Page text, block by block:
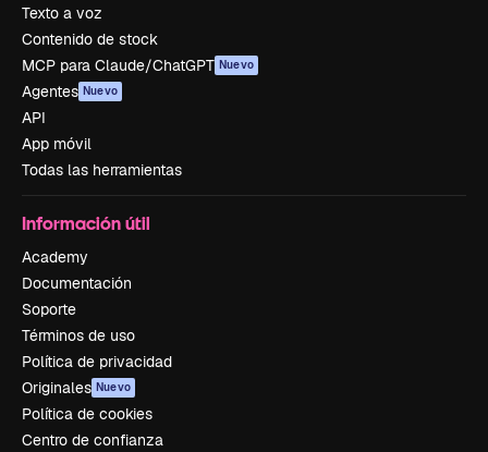
Texto a voz
Contenido de stock
MCP para Claude/ChatGPT Nuevo
Agentes Nuevo
API
App móvil
Todas las herramientas
Información útil
Academy
Documentación
Soporte
Términos de uso
Política de privacidad
Originales Nuevo
Política de cookies
Centro de confianza